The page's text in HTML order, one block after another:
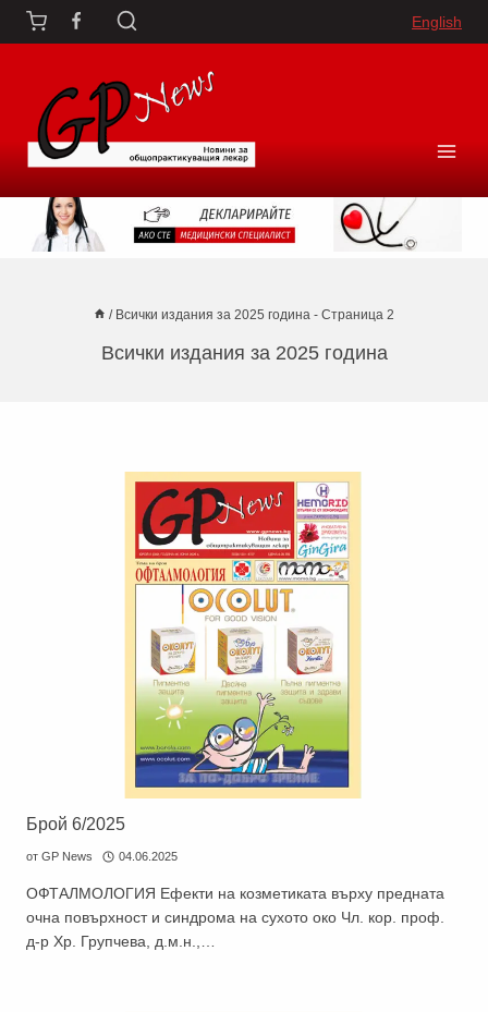
Към
съдържанието
English
/ Всички издания за 2025 година - Страница 2
Всички издания за 2025 година
Брой 6/2025
от GP News 04.06.2025
ОФТАЛМОЛОГИЯ Ефекти на козметиката върху предната
очна повърхност и синдрома на сухото око Чл. кор. проф.
д-р Хр. Групчева, д.м.н.,…